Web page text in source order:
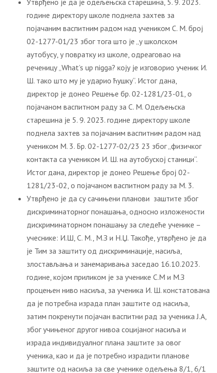
Утврђено је да је одељењска старешина, 5. 9. 2023.
године директору школе поднела захтев за
појачаним васпитним радом над учеником С. М. број
02-1277-01/23 због тога што је „у школском
аутобусу, у повратку из школе, одреаговао на
реченицу „What’s up nigga? коју је изговорио ученик И.
Ш. тако што му је ударио ћушку“. Истог дана,
директор је донео Решење бр. 02-1281/23-01, о
појачаном васпитном раду за С. М. Одељењска
старешина је 5. 9. 2023. године директору школе
поднела захтев за појачаним васпитним радом над
учеником М. 3. Бр. 02-1277-02/23 23 због „физичког
контакта са учеником И. Ш. на аутобуској станици“.
Истог дана, директор је донео Решење број 02-
1281/23-02, о појачаном васпитном раду за М. 3.
Утврђено је да су сачињени планови заштите због
дискриминаторног понашања, односно изложености
дискриминаторном понашању за следеће ученике –
учеснике: И.Ш, С. М., М.З и Н.Џ. Такође, утврђено је да
је Тим за заштиту од дискриминације, насиља,
злостављања и занемаривања заседао 16.10.2023.
године, којом приликом је за ученике С.М и М.З
процењен ниво насиља, за ученика И. Ш. констатована
да је потребна израда план заштите од насиља,
затим покренути појачан васпитни рад за ученика Ј.А,
због учињеног другог нивоа социјаног насиља и
израда индивидуалног плана заштите за овог
ученика, као и да је потребно израдити планове
заштите од насиља за све ученике одељења 8/1, 6/1